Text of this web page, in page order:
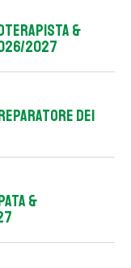
&
2027
DEI
&